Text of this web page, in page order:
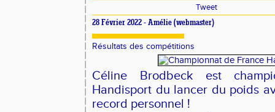
Tweet
28 Février 2022 - Amélie (webmaster)
Résultats des compétitions
Céline Brodbeck est
Handisport du lancer du poids
record personnel !